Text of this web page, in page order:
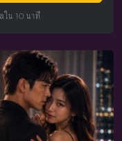
น 10 นาที